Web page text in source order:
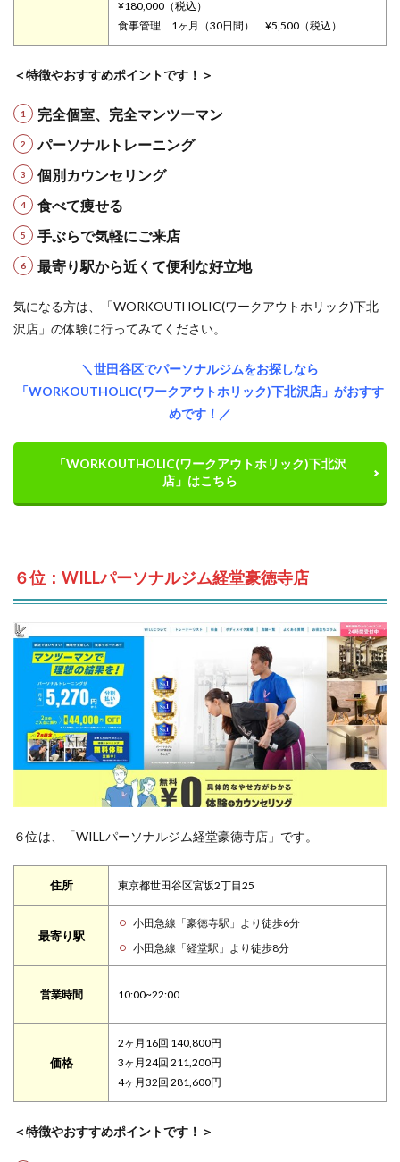
¥180,000（税込）
食事管理 1ヶ月（30日間） ¥5,500（税込）
＜特徴やおすすめポイントです！＞
完全個室、完全マンツーマン
パーソナルトレーニング
個別 カウンセリング
食べて痩せる
手ぶらで気軽にご来店
最寄り駅から近くて便利な好立地
気になる方は、「WORKOUTHOLIC(ワークアウトホリック)下北
沢店」の体験に行ってみてください。
＼世田谷区でパーソナルジムをお探しなら
「WORKOUTHOLIC(ワークアウトホリック)下北沢店」がおすす
めです！／
「WORKOUTHOLIC(ワークアウトホリック)下北沢
店」はこちら
６位：WILLパーソナルジム経堂豪徳寺店
６位は、「WILLパーソナルジム経堂豪徳寺店」です。
住所 東京都世田谷区宮坂2丁目25
最寄り駅
小田急線「豪徳寺駅」より徒歩6分
小田急線「経堂駅」より徒歩8分
営業時間 10:00~22:00
価格
2ヶ月16回 140,800円
3ヶ月24回 211,200円
4ヶ月32回 281,600円
＜特徴やおすすめポイントです！＞